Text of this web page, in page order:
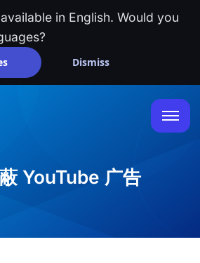
in English. Would you
Dismiss
YouTube 广告